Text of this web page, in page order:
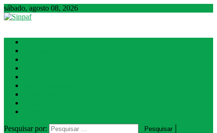
sábado, agosto 08, 2026
Pesquisar por: